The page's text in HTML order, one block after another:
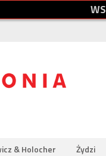
WS
& Holocher Żydzi